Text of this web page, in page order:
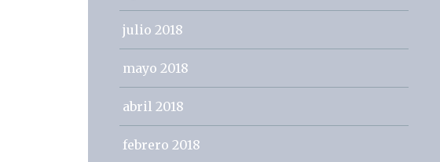
julio 2018
mayo 2018
abril 2018
febrero 2018